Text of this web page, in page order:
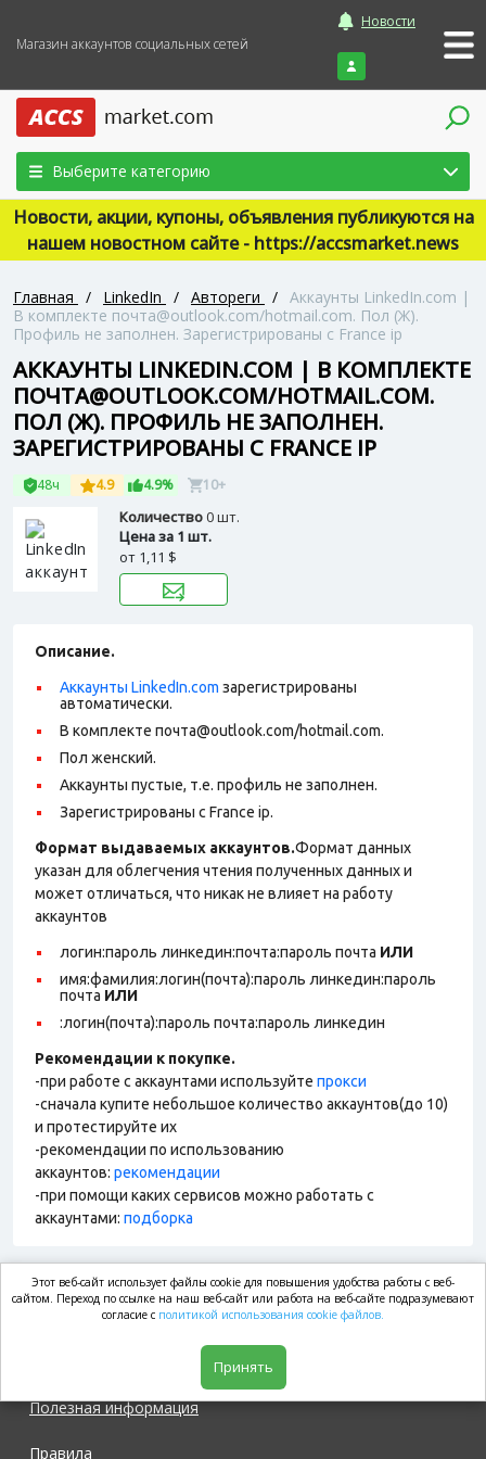
Магазин аккаунтов социальных сетей
Новости
Войти
Выберите категорию
Новости, акции, купоны, объявления публикуются на
нашем новостном сайте - https://accsmarket.news
Главная / LinkedIn / Автореги / Аккаунты LinkedIn.com |
В комплекте почта@outlook.com/hotmail.com. Пол (Ж).
Профиль не заполнен. Зарегистрированы с France ip
АККАУНТЫ LINKEDIN.COM | В КОМПЛЕКТЕ
ПОЧТА@OUTLOOK.COM/HOTMAIL.COM.
ПОЛ (Ж). ПРОФИЛЬ НЕ ЗАПОЛНЕН.
ЗАРЕГИСТРИРОВАНЫ С FRANCE IP
48ч 4.9 4.9% 10+
Количество0 шт.
Цена за 1 шт.
от 1,11 $
Описание.
Аккаунты LinkedIn.com зарегистрированы
автоматически.
В комплекте почта@outlook.com/hotmail.com.
Пол женский.
Аккаунты пустые, т.е. профиль не заполнен.
Зарегистрированы с France ip.
Формат выдаваемых аккаунтов.Формат данных
указан для облегчения чтения полученных данных и
может отличаться, что никак не влияет на работу
аккаунтов
логин:пароль линкедин:почта:пароль почта ИЛИ
имя:фамилия:логин(почта):пароль линкедин:пароль
почта ИЛИ
:логин(почта):пароль почта:пароль линкедин
Рекомендации к покупке.
-при работе с аккаунтами используйте прокси
-сначала купите небольшое количество аккаунтов(до 10)
и протестируйте их
-рекомендации по использованию
аккаунтов: рекомендации
-при помощи каких сервисов можно работать с
аккаунтами: подборка
market.com
Полезная информация
Правила
Этот веб-сайт использует файлы cookie для повышения удобства работы с веб-
сайтом. Переход по ссылке на наш веб-сайт или работа на веб-сайте подразумевают
согласие с политикой использования cookie файлов.
Принять